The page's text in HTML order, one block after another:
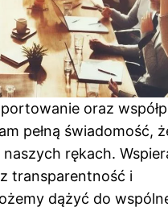
oraz
pełną świadomość,
rękach.
transparentność i
dążyć do